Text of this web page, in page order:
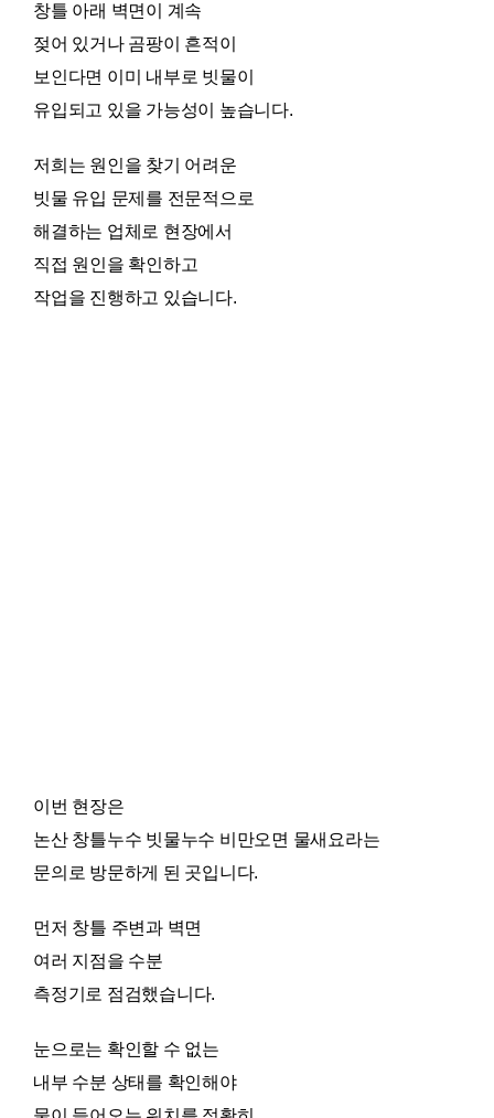
창틀 아래 벽면이 계속
젖어 있거나 곰팡이 흔적이
보인다면 이미 내부로 빗물이
유입되고 있을 가능성이 높습니다.
저희는 원인을 찾기 어려운
빗물 유입 문제를 전문적으로
해결하는 업체로 현장에서
직접 원인을 확인하고
작업을 진행하고 있습니다.
이번 현장은
논산 창틀누수 빗물누수 비만오면 물새요라는
문의로 방문하게 된 곳입니다.
먼저 창틀 주변과 벽면
여러 지점을 수분
측정기로 점검했습니다.
눈으로는 확인할 수 없는
내부 수분 상태를 확인해야